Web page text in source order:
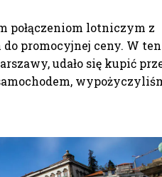
połączeniom lotniczym z
do promocyjnej ceny. W ten
udało się kupić